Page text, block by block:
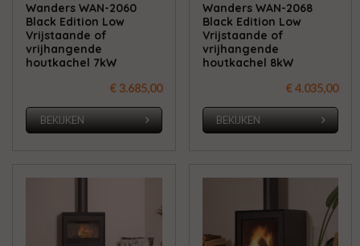
Wanders WAN-2060
Black Edition Low
Vrijstaande of
vrijhangende
houtkachel 7kW
€ 3.685,00
BEKIJKEN
Wanders WAN-2068
Black Edition Low
Vrijstaande of
vrijhangende
houtkachel 8kW
€ 4.035,00
BEKIJKEN